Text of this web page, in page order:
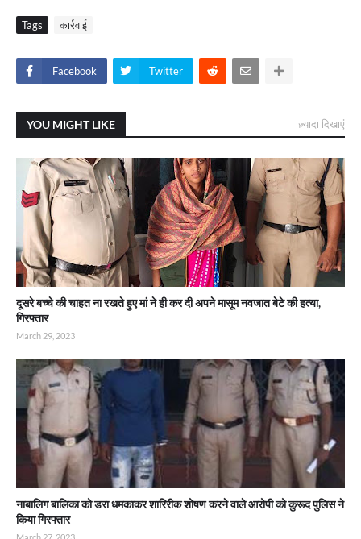
Tags कार्रवाई
Facebook Twitter
YOU MIGHT LIKE ज़्यादा दिखाएं
दूसरे बच्चे की चाहत ना रखते हुए मां ने ही कर दी अपने मासूम नवजात बेटे की हत्या,
गिरफ्तार
March 29, 2023
नाबालिग बालिका को डरा धमकाकर शारिरीक शोषण करने वाले आरोपी को कुरूद पुलिस ने
किया गिरफ्तार